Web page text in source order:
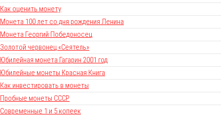
Как оценить монету
Монета 100 лет со дня рождения Ленина
Монета Георгий Победоносец
Золотой червонец «Сеятель»
Юбилейная монета Гагарин 2001 год
Юбилейные монеты Красная Книга
Как инвестировать в монеты
Пробные монеты СССР
Современные 1 и 5 копеек